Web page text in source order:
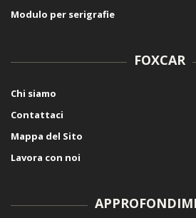
Modulo per serigrafie
FOXCAR
Chi siamo
Contattaci
Mappa del Sito
Lavora con noi